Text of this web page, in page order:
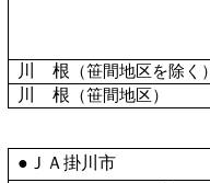
川 根 （笹間地区を除く）
川 根 （笹間地区）
●ＪＡ掛川市